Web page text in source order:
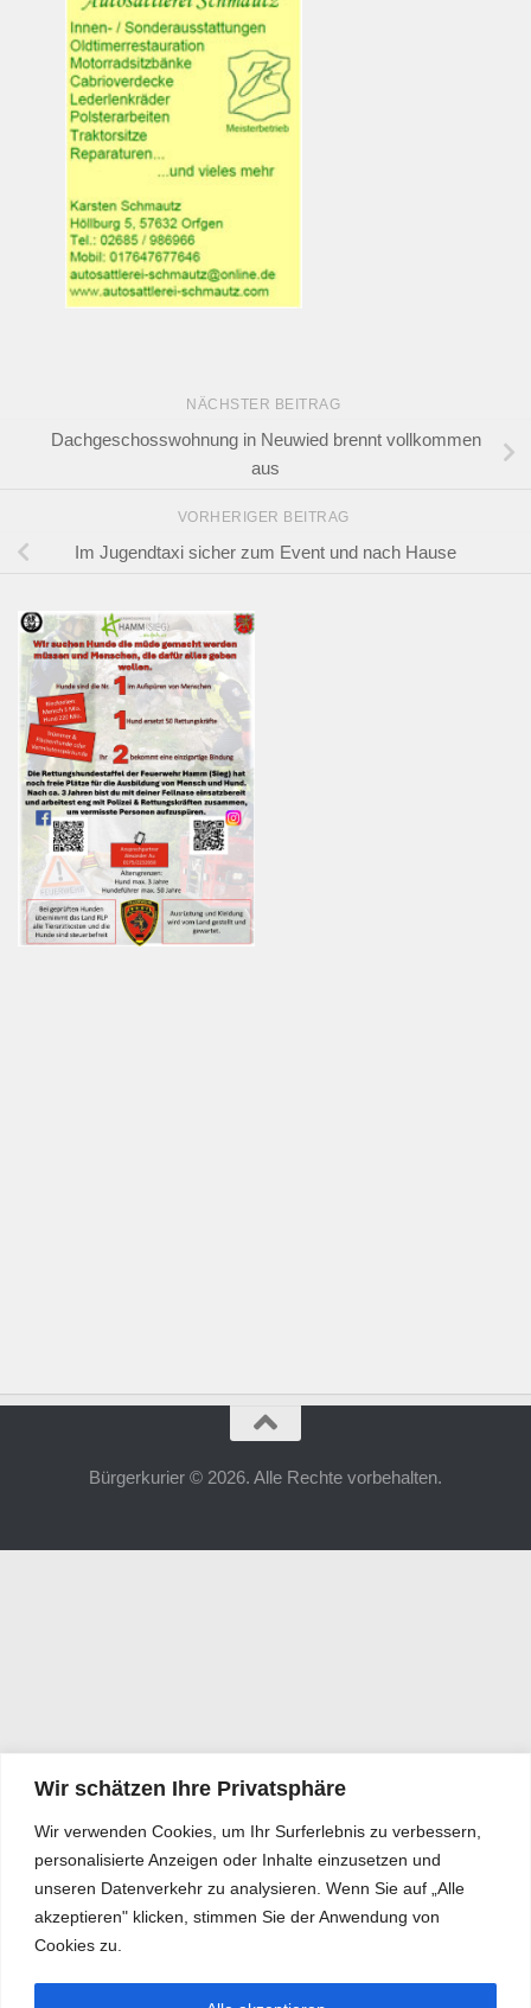
Wir schätzen Ihre Privatsphäre
Wir verwenden Cookies, um Ihr Surferlebnis zu verbessern,
personalisierte Anzeigen oder Inhalte einzusetzen und
unseren Datenverkehr zu analysieren. Wenn Sie auf „Alle
akzeptieren" klicken, stimmen Sie der Anwendung von
Cookies zu.
NÄCHSTER BEITRAG
Dachgeschosswohnung in Neuwied brennt vollkommen
aus
VORHERIGER BEITRAG
Im Jugendtaxi sicher zum Event und nach Hause
Bürgerkurier © 2026. Alle Rechte vorbehalten.